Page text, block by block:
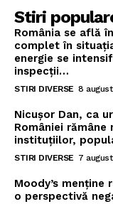
Stiri
România se află
complet în
energie se
inspecții…
STIRI DIVERSE 8
Nicușor Dan, ca
României
instituțiilor,
STIRI DIVERSE 7
Moody’s menține
o perspectivă